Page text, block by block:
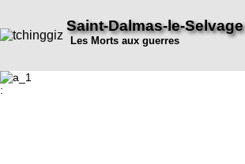
Saint-Dalmas-le-Selvage
Les Morts aux guerres
: